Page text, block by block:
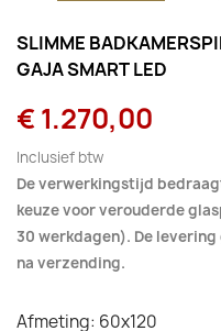
SLIMME
GAJA SMART LED
€ 1.270,00
Inclusief btw
De verwerkingstijd
keuze voor verouderde
30 werkdagen). De
na verzending.
Afmeting: 60x120